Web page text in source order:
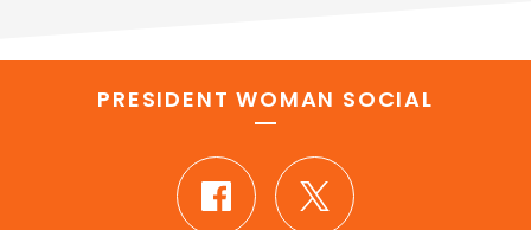
PRESIDENT WOMAN SOCIAL